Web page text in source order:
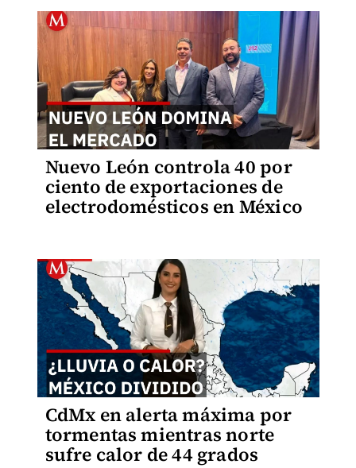
Nuevo León controla 40 por
ciento de exportaciones de
electrodomésticos en México
CdMx en alerta máxima por
tormentas mientras norte
sufre calor de 44 grados